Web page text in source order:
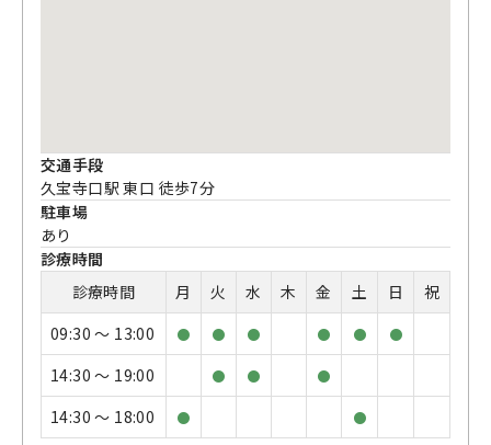
交通手段
久宝寺口駅 東口 徒歩7分
駐車場
あり
診療時間
診療時間
月 火 水 木 金 土 日
祝
09:30 〜 13:00
● ● ● ● ● ●
14:30 〜 19:00 ● ● ●
14:30 〜 18:00 ● ●